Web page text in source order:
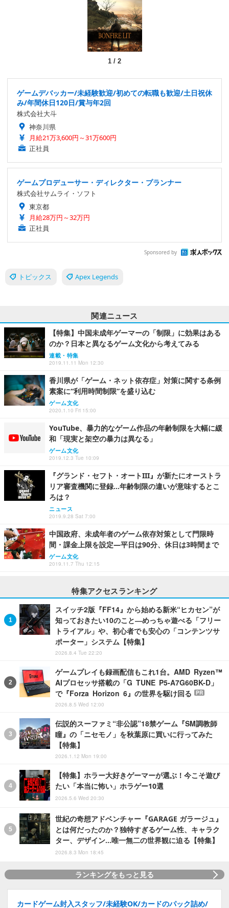
1/ 2
ゲームデバッカー/未経験歓迎/初めての転職も歓迎/土日祝休
み/年間休日120日/賞与年2回
株式会社大斗
神奈川県
月給21万3,600円～31万600円
正社員
ゲームプロデューサー・ディレクター・プランナー
株式会社サムライ・ソフト
東京都
月給28万円～32万円
正社員
Sponsored by
トピックス Apex Legends
関連ニュース
【特集】中国未成年ゲーマーの「制限」に効果はある
のか？日本と異なるゲーム文化から考えてみる
連載・特集
2019.11.11 Mon 12:30
香川県が「ゲーム・ネット依存症」対策に関する条例
素案に“利用時間制限”を盛り込む
ゲーム文化
2020.1.10 Fri 15:00
YouTube、暴力的なゲーム作品の年齢制限を大幅に緩
和「現実と架空の暴力は異なる」
ゲーム文化
2019.12.3 Tue 10:09
『グランド・セフト・オートIII』が新たにオーストラ
リア審査機関に登録…年齢制限の違いが意味するとこ
ろは？
ニュース
2019.9.28 Sat 7:00
中国政府、未成年者のゲーム依存対策として門限時
間・課金上限を設定―平日は90分、休日は3時間まで
ゲーム文化
2019.11.7 Thu 12:15
特集アクセスランキング
スイッチ2版『FF14』から始める新米“ヒカセン”が
知っておきたい10のこと―めっちゃ遊べる「フリー
トライアル」や、初心者でも安心の「コンテンツサ
ポーター」システム【特集】
2026.8.4 Tue 22:20
ゲームプレイも録画配信もこれ1台。AMD Ryzen™
AIプロセッサ搭載の「G TUNE P5-A7G60BK-D」
で『Forza Horizon 6』の世界を駆け回る
PR
2026.8.5 Wed 12:00
伝説的スーファミ“非公認”18禁ゲーム『SM調教師
瞳』の「ニセモノ」を秋葉原に買いに行ってみた
【特集】
2026.1.12 Mon 19:00
【特集】ホラー大好きゲーマーが選ぶ！今こそ遊び
たい「本当に怖い」ホラゲー10選
2026.5.6 Wed 20:30
世紀の奇想アドベンチャー『GARAGE ガラージュ』
とは何だったのか？独特すぎるゲーム性、キャラク
ター、デザイン…唯一無二の世界観に迫る【特集】
2026.8.3 Mon 18:45
ランキングをもっと見る
カードゲーム封入スタッフ/未経験OK/カードのパック詰め/